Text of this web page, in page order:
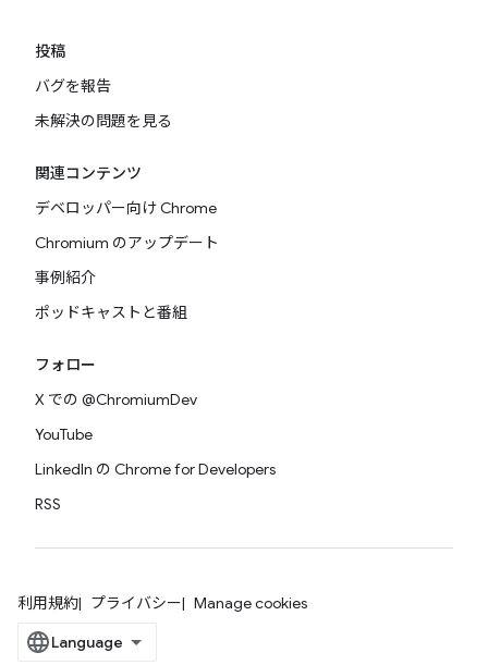
投稿
バグを報告
未解決の問題を見る
関連コンテンツ
デベロッパー向け Chrome
Chromium のアップデート
事例紹介
ポッドキャストと番組
フォロー
X での @ChromiumDev
YouTube
LinkedIn の Chrome for Developers
RSS
利用規約 プライバシー Manage cookies